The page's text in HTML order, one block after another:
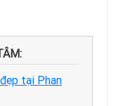
tại Phan